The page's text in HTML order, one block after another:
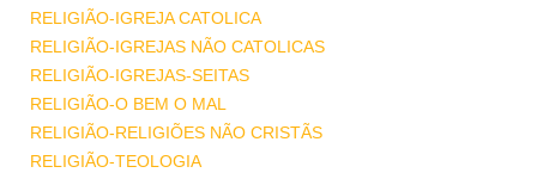
RELIGIÃO-IGREJA CATOLICA
RELIGIÃO-IGREJAS NÃO CATOLICAS
RELIGIÃO-IGREJAS-SEITAS
RELIGIÃO-O BEM O MAL
RELIGIÃO-RELIGIÕES NÃO CRISTÃS
RELIGIÃO-TEOLOGIA